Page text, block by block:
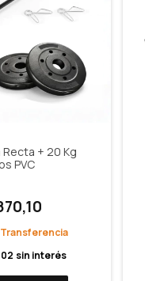
+ 20 Kg
PVC
sin interés